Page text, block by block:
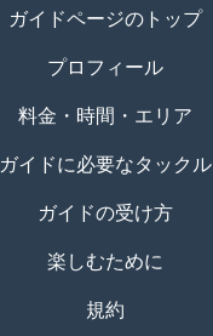
ガイドページのトップ
プロフィール
料金・時間・エリア
ガイドに必要なタックル
ガイドの受け方
楽しむために
規約